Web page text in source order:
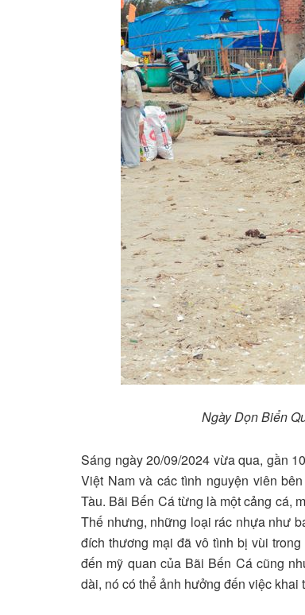
Ngày Dọn Biển
Sáng ngày 20/09/2024 vừa qua, gần
Việt Nam và các tình nguyện viên
Tàu. Bãi Bến Cá từng là một cảng cá,
Thế nhưng, những loại rác nhựa như
đích thương mại đã vô tình bị vùi
đến mỹ quan của Bãi Bến Cá cũng
dài, nó có thể ảnh hưởng đến việc